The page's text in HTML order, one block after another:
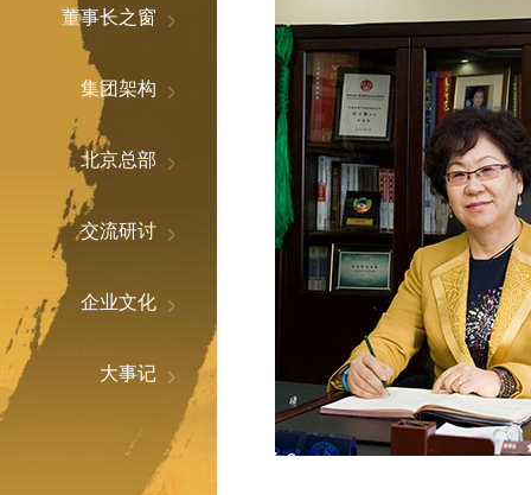
董事长之窗
集团架构
北京总部
交流研讨
企业文化
大事记